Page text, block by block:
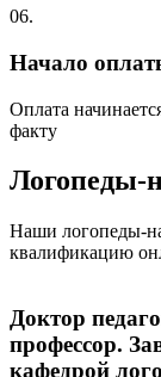
06.
Начало
Оплата
факту
Логопеды-
Наши логопеды-
квалификацию
Доктор
профессор.
кафедрой